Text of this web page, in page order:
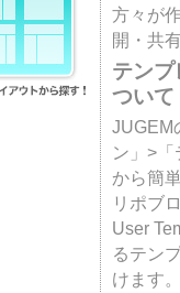
方々が
開・共
テン
ついて
JUGEM
ン」>
から簡
リポブ
User
るテン
けます